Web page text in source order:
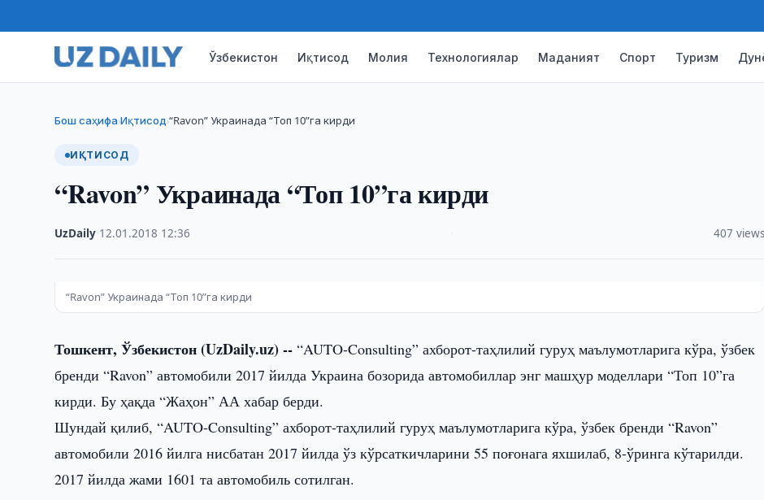
Ўзбекистон Иқтисод Молия Технологиялар Маданият Спорт Туризм
Бош саҳифа›Иқтисод›“Ravon” Украинада “Топ 10”га кирди
ИҚТИСОД
“Ravon” Украинада “Топ 10”га кирди
UzDaily 12.01.2018 12:36 407 views
“Ravon” Украинада “Топ 10”га кирди
Тошкент, Ўзбекистон (UzDaily.uz) -- “AUTO-Consulting” ахборот-таҳлилий гуруҳ маълумотларига кўра, ўзбек
бренди “Ravon” автомобили 2017 йилда Украина бозорида автомобиллар энг машҳур моделлари “Топ 10”га
кирди. Бу ҳақда “Жаҳон” АА хабар берди.
Шундай қилиб, “AUTO-Consulting” ахборот-таҳлилий гуруҳ маълумотларига кўра, ўзбек бренди “Ravon”
автомобили 2016 йилга нисбатан 2017 йилда ўз кўрсаткичларини 55 поғонага яхшилаб, 8-ўринга кўтарилди.
2017 йилда жами 1601 та автомобиль сотилган.